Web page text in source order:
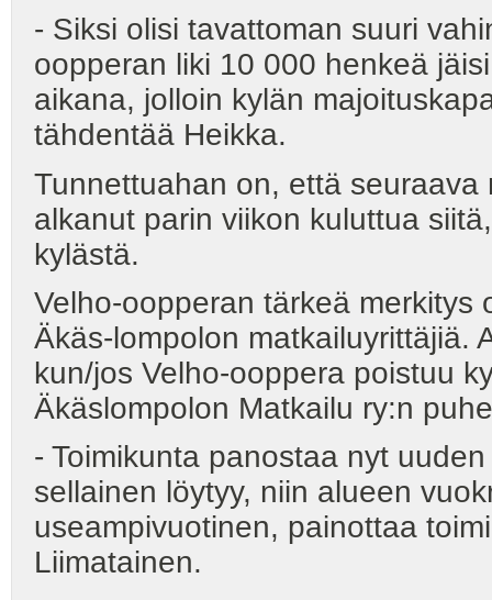
- Siksi olisi tavattoman suuri
oopperan liki 10 000 henkeä
aikana, jolloin kylän
tähdentää Heikka.
Tunnettuahan on, että
alkanut parin viikon kuluttua
kylästä.
Velho-oopperan tärkeä
Äkäs-lompolon matkailuyrittäjiä.
kun/jos Velho-ooppera poistuu
Äkäslompolon Matkailu ry:n
- Toimikunta panostaa nyt
sellainen löytyy, niin alueen
useampivuotinen, painottaa
Liimatainen.